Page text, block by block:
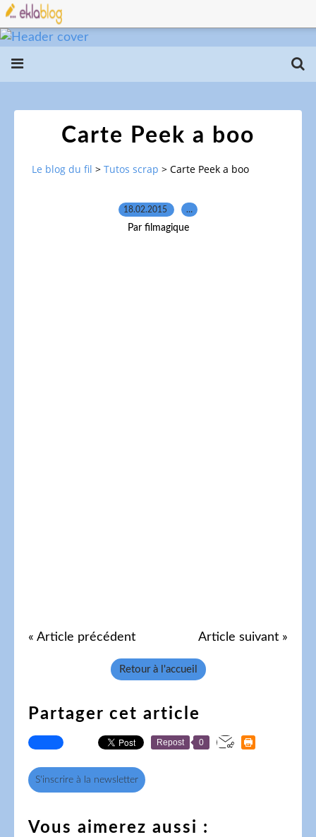
Carte Peek a boo
Le blog du fil > Tutos scrap > Carte Peek a boo
18.02.2015 …
Par filmagique
« Article précédent Article suivant »
Retour à l'accueil
Partager cet article
Repost 0
S'inscrire à la newsletter
Vous aimerez aussi :